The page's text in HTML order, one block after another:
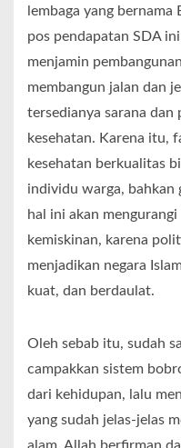
lembaga yang bernama
pos pendapatan SDA
menjamin
membangun jalan dan
tersedianya sarana dan
kesehatan. Karena itu,
kesehatan berkualitas
individu warga, bahkan
hal ini akan
kemiskinan, karena
menjadikan negara
kuat, dan berdaulat.
Oleh sebab itu, sudah
campakkan sistem
dari kehidupan, lalu
yang sudah jelas-jelas
alam. Allah berfirman